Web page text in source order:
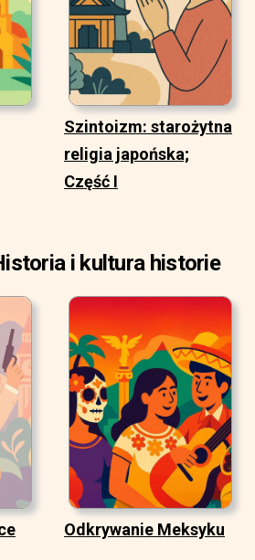
Szintoizm: starożytna
religia japońska;
Część I
i kultura historie
Odkrywanie Meksyku